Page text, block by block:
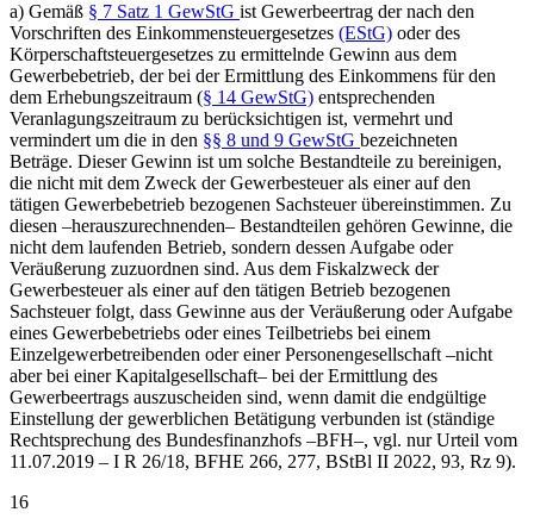
a) Gemäß § 7 Satz 1 GewStG ist Gewerbeertrag der nach den
Vorschriften des Einkommensteuergesetzes (EStG) oder des
Körperschaftsteuergesetzes zu ermittelnde Gewinn aus dem
Gewerbebetrieb, der bei der Ermittlung des Einkommens für den
dem Erhebungszeitraum (§ 14 GewStG) entsprechenden
Veranlagungszeitraum zu berücksichtigen ist, vermehrt und
vermindert um die in den §§ 8 und 9 GewStG bezeichneten
Beträge. Dieser Gewinn ist um solche Bestandteile zu bereinigen,
die nicht mit dem Zweck der Gewerbesteuer als einer auf den
tätigen Gewerbebetrieb bezogenen Sachsteuer übereinstimmen. Zu
diesen –herauszurechnenden– Bestandteilen gehören Gewinne, die
nicht dem laufenden Betrieb, sondern dessen Aufgabe oder
Veräußerung zuzuordnen sind. Aus dem Fiskalzweck der
Gewerbesteuer als einer auf den tätigen Betrieb bezogenen
Sachsteuer folgt, dass Gewinne aus der Veräußerung oder Aufgabe
eines Gewerbebetriebs oder eines Teilbetriebs bei einem
Einzelgewerbetreibenden oder einer Personengesellschaft –nicht
aber bei einer Kapitalgesellschaft– bei der Ermittlung des
Gewerbeertrags auszuscheiden sind, wenn damit die endgültige
Einstellung der gewerblichen Betätigung verbunden ist (ständige
Rechtsprechung des Bundesfinanzhofs –BFH–, vgl. nur Urteil vom
11.07.2019 – I R 26/18, BFHE 266, 277, BStBl II 2022, 93, Rz 9).
16